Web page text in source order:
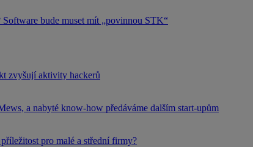
bude muset mít „povinnou STK“
zvyšují aktivity hackerů
a nabyté know-how předáváme dalším start-upům
pro malé a střední firmy?